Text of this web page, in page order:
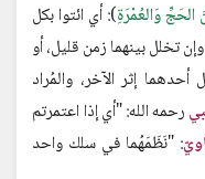
الحَجِّ وَالعُمْرَةِ): أي ائتوا بكل
تخلل بينهما زمن قليل، أو
أحدهما إثر الآخر، والمُراد
رحمه الله: "أي إذا اعتمرتم
: "نَظَمَهُما في سلك واحد